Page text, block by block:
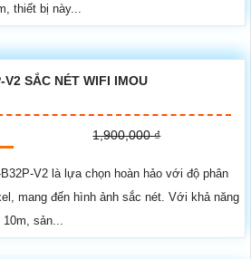
thiết bị này...
V2 SẮC NÉT WIFI IMOU
1,900,000 ₫
V2 là lựa chọn hoàn hảo với độ phân
mang đến hình ảnh sắc nét. Với khả năng
10m, sản...